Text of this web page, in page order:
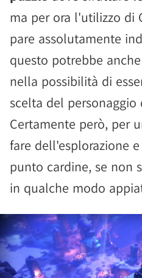
ma per ora l'utilizzo di
pare assolutamente
questo potrebbe
nella possibilità di
scelta del personaggio
Certamente però, per
fare dell'esplorazione
punto cardine, se non
in qualche modo